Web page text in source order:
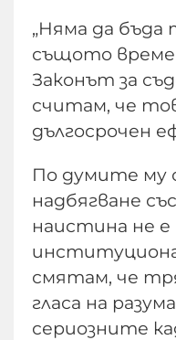
„Няма да
същото време
Законът за
считам, че
дългосрочен
По думите му
надбягване
наистина не е
смятам, че
гласа на
сериозните